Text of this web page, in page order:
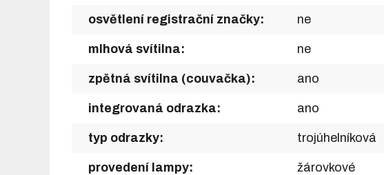
osvětlení registrační značky: ne
mlhová svítilna: ne
zpětná svítilna (couvačka): ano
integrovaná odrazka: ano
typ odrazky: trojúhelníková
provedení lampy: žárovkové